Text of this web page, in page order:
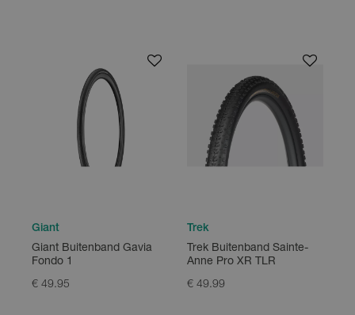
Giant
Giant Buitenband Gavia
Fondo 1
€ 49.95
Trek
Trek Buitenband Sainte-
Anne Pro XR TLR
€ 49.99